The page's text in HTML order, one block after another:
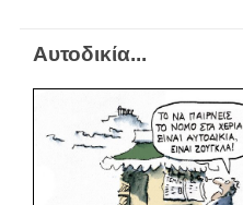
Αυτοδικία...